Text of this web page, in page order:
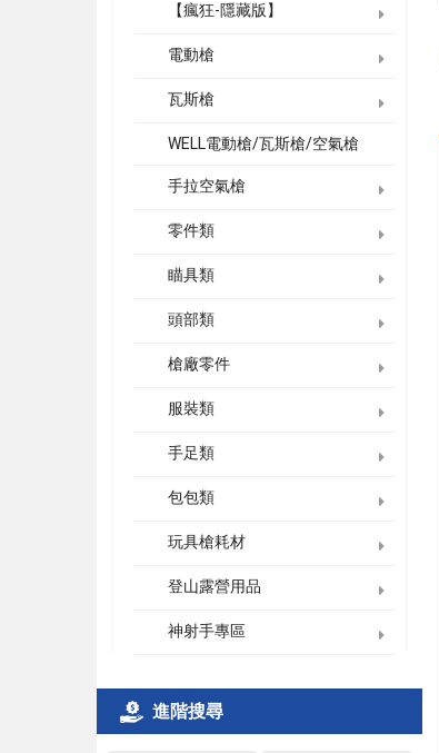
【瘋狂-隱藏版】
電動槍
瓦斯槍
WELL電動槍/瓦斯槍/空氣槍
手拉空氣槍
零件類
瞄具類
頭部類
槍廠零件
服裝類
手足類
包包類
玩具槍耗材
登山露營用品
神射手專區
進階搜尋